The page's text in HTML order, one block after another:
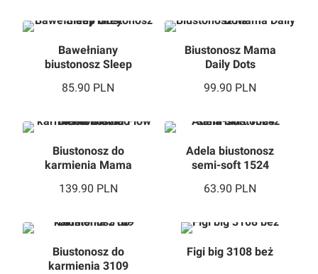
Bawełniany
biustonosz Sleep
85.90 PLN
Biustonosz Mama
Daily Dots
99.90 PLN
Biustonosz do
karmienia Mama
139.90 PLN
Adela biustonosz
semi-soft 1524
63.90 PLN
Biustonosz do
karmienia 3109
Figi big 3108 beż